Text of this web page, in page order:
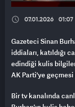
07.01.2026 01:07
Gazeteci Sinan
iddiaları, katıldığı
edindiği kulis
AK Parti'ye
Bir tv kanalında